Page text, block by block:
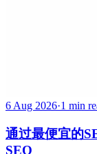
6 Aug 2026·1 min
通过最便宜的
SEO